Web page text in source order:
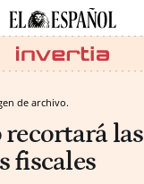
de archivo.
las
fiscales